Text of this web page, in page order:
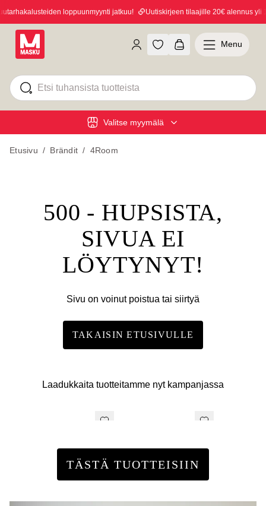
loppuunmyynti jatkuu! Uutiskirjeen tilaajille 20€ alennus yli
Valitse myymälä
Menu
Etusivu / Brändit / 4Room
500 - HUPSISTA,
SIVUA EI
LÖYTYNYT!
Sivu on voinut poistua tai siirtyä
TAKAISIN ETUSIVULLE
Laadukkaita tuotteitamme nyt kampanjassa
TÄSTÄ TUOTTEISIIN